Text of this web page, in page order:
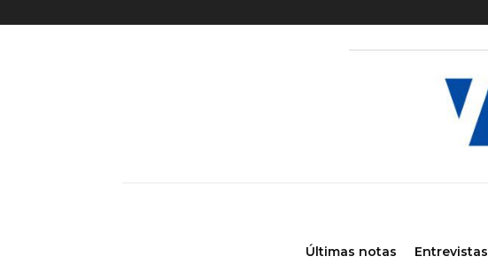
Últimas notas Entrevistas